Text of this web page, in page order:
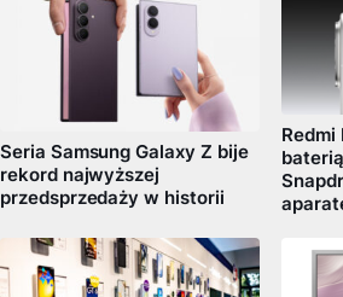
Seria Samsung Galaxy Z bije
rekord najwyższej
przedsprzedaży w historii
Redmi